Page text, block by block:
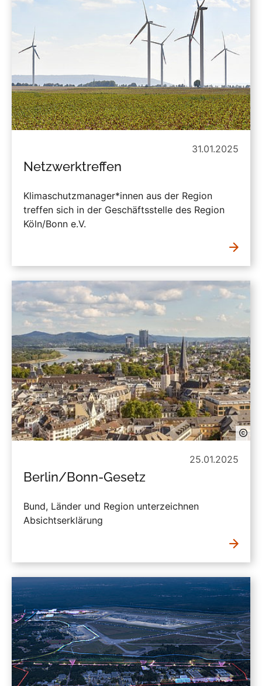
31.01.2025
Netzwerktreffen
Klimaschutzmanager*innen aus der Region
treffen sich in der Geschäftsstelle des Region
Köln/Bonn e.V.
25.01.2025
Berlin/Bonn-Gesetz
Bund, Länder und Region unterzeichnen
Absichtserklärung